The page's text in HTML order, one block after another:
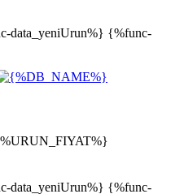
data_yeniUrun%} {%func-
data_yeniUrun%} {%func-